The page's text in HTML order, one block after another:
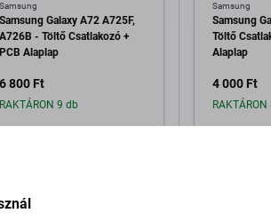
Samsung
Samsung Galaxy A72 A725F,
A726B - Töltő Csatlakozó +
PCB Alaplap
6 800 Ft
RAKTÁRON 9 db
Samsung
Samsung
Töltő
Alaplap
4 000 Ft